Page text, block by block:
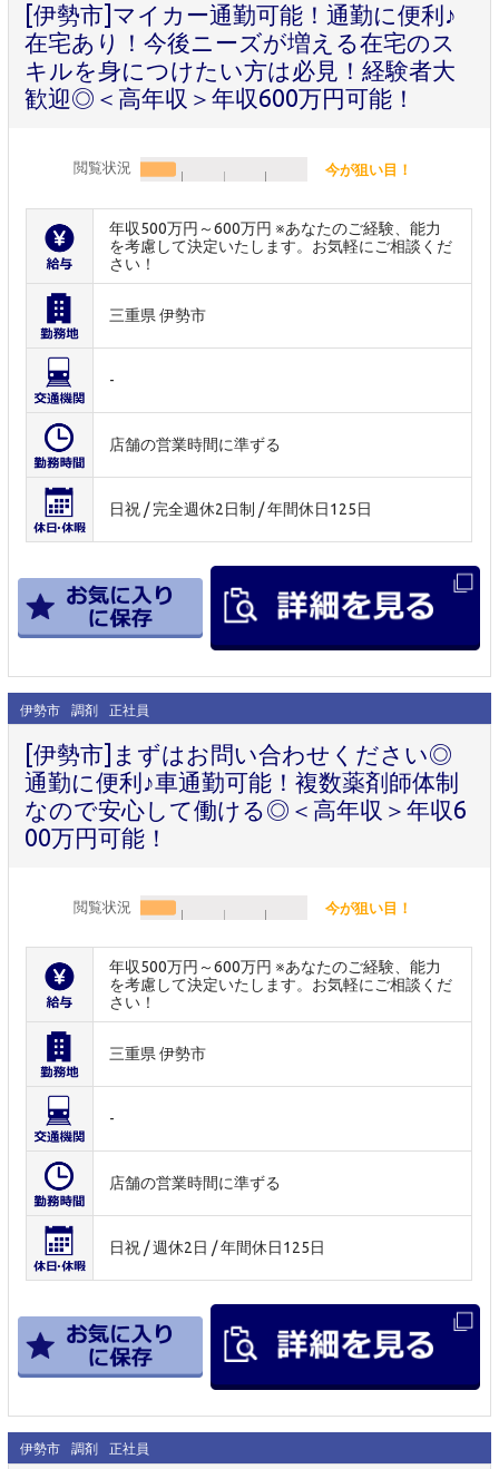
[伊勢市]マイカー通勤可能！通勤に便利♪
在宅あり！今後ニーズが増える在宅のス
キルを身につけたい方は必見！経験者大
歓迎◎＜高年収＞年収600万円可能！
閲覧状況 今が狙い目！
年収500万円～600万円 ※あなたのご経験、能力
を考慮して決定いたします。お気軽にご相談くだ
さい！
三重県 伊勢市
-
店舗の営業時間に準ずる
日祝 / 完全週休2日制 / 年間休日125日
伊勢市 調剤 正社員
[伊勢市]まずはお問い合わせください◎
通勤に便利♪車通勤可能！複数薬剤師体制
なので安心して働ける◎＜高年収＞年収6
00万円可能！
閲覧状況 今が狙い目！
年収500万円～600万円 ※あなたのご経験、能力
を考慮して決定いたします。お気軽にご相談くだ
さい！
三重県 伊勢市
-
店舗の営業時間に準ずる
日祝 / 週休2日 / 年間休日125日
伊勢市 調剤 正社員